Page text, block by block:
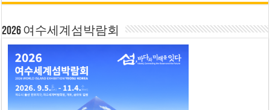
2026 여수세계섬박람회